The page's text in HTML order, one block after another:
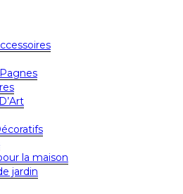
la maison
jardin